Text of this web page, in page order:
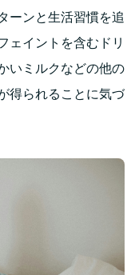
ーンと生活習慣を追
ェイントを含むドリ
いミルクなどの他の
得られることに気づ